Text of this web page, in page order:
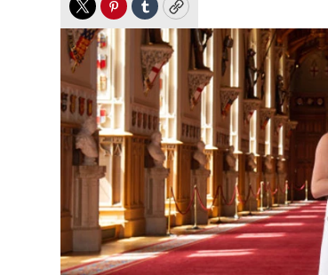
TwitterPinterest
TumblrCopy